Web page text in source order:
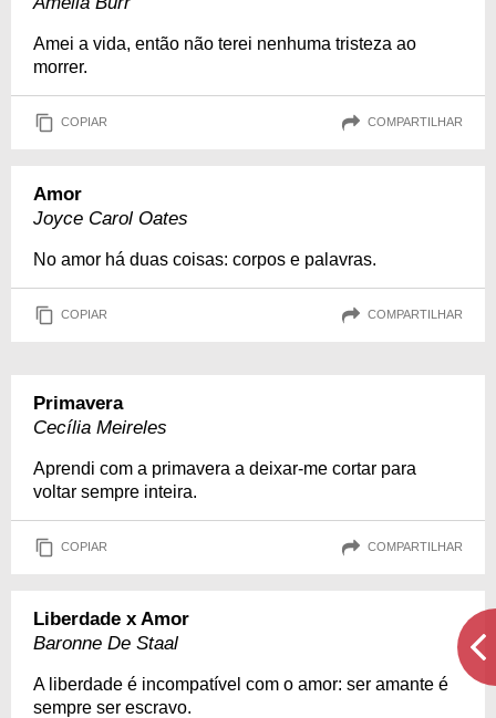
Amei a vida, então não terei nenhuma tristeza ao
morrer.
COPIAR COMPARTILHAR
Amor
Joyce Carol Oates
No amor há duas coisas: corpos e palavras.
COPIAR COMPARTILHAR
Primavera
Cecília Meireles
Aprendi com a primavera a deixar-me cortar para
voltar sempre inteira.
COPIAR COMPARTILHAR
Liberdade x Amor
Baronne De Staal
A liberdade é incompatível com o amor: ser amante é
sempre ser escravo.